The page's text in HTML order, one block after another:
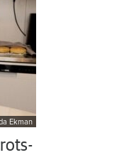
Ekman